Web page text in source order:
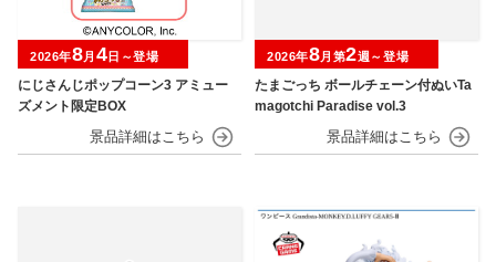
にじさんじポップコーン3 アミュー
ズメント限定BOX
2026年8月 4日～登場
たまごっち ボールチェーン付ぬいTa
magotchi Paradise vol.3
2026年8月第2週～登場